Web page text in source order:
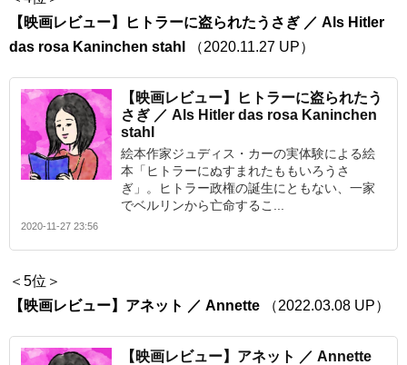
【映画レビュー】ヒトラーに盗られたうさぎ ／ Als Hitler
das rosa Kaninchen stahl
（2020.11.27 UP）
【映画レビュー】ヒトラーに盗られたう
さぎ ／ Als Hitler das rosa Kaninchen
stahl
絵本作家ジュディス・カーの実体験による絵
本「ヒトラーにぬすまれたももいろうさ
ぎ」。ヒトラー政権の誕生にともない、一家
でベルリンから亡命するこ...
2020-11-27 23:56
＜5位＞
【映画レビュー】アネット ／ Annette （2022.03.08 UP）
【映画レビュー】アネット ／ Annette